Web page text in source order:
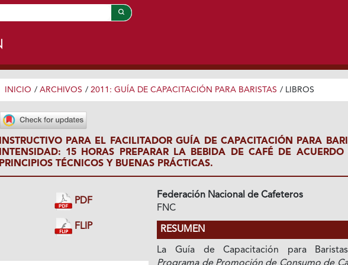
INICIO / ARCHIVOS / 2011: GUÍA DE CAPACITACIÓN PARA BARISTAS / LIBROS
INSTRUCTIVO PARA EL FACILITADOR GUÍA DE CAPACITACIÓN PARA
INTENSIDAD: 15 HORAS PREPARAR LA BEBIDA DE CAFÉ DE ACUERDO
PRINCIPIOS TÉCNICOS Y BUENAS PRÁCTICAS.
PDF
FLIP
Federación Nacional de Cafeteros
FNC
RESUMEN
La Guía de Capacitación para